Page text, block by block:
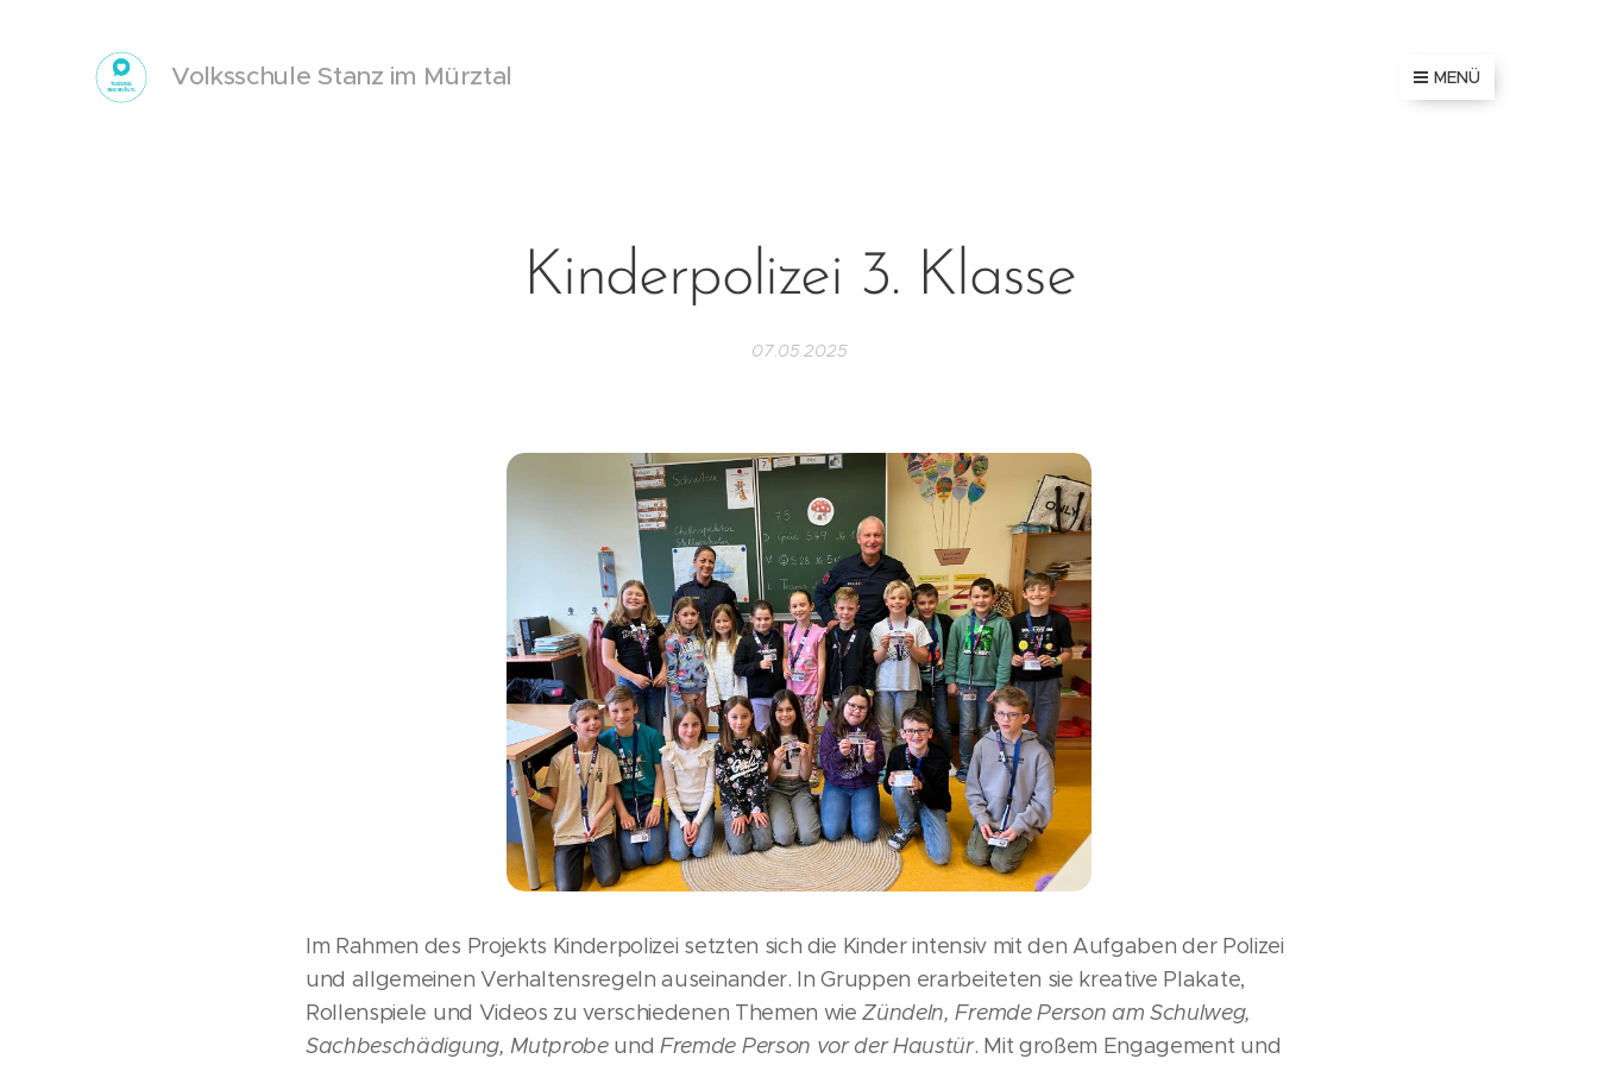
Volksschule Stanz im Mürztal MENÜ
Kinderpolizei 3. Klasse
07.05.2025
Im Rahmen des Projekts Kinderpolizei setzten sich die Kinder intensiv mit den Aufgaben der Polizei
und allgemeinen Verhaltensregeln auseinander. In Gruppen erarbeiteten sie kreative Plakate,
Rollenspiele und Videos zu verschiedenen Themen wieZündeln, Fremde Person am Schulweg,
Sachbeschädigung, MutprobeundFremde Person vor der Haustür. Mit großem Engagement und